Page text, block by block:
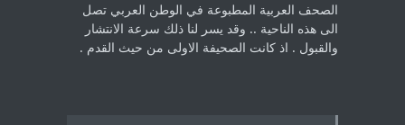
الصحف العربية المطبوعة في الوطن ‏العربي تصل
الى هذه الناحية .. وقد يسر لنا ذلك سرعة الانتشار
والقبول . اذ كانت ‏الصحيفة الاولى من حيث القدم . ‏